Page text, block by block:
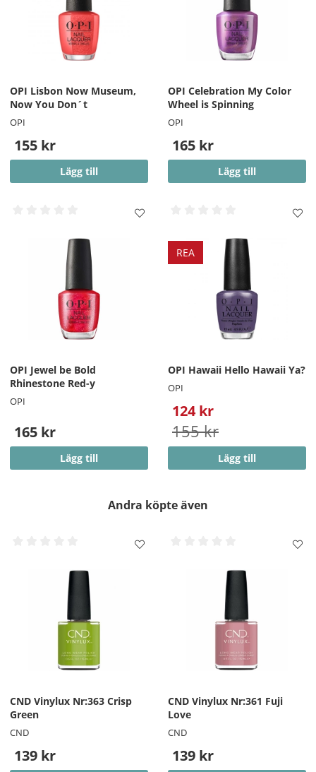
OPI Lisbon Now Museum,
Now You Don´t
OPI
155 kr
Lägg till
OPI Celebration My Color
Wheel is Spinning
OPI
165 kr
Lägg till
OPI Jewel be Bold
Rhinestone Red-y
OPI
165 kr
Lägg till
REA
OPI Hawaii Hello Hawaii Ya?
OPI
124 kr
155 kr
Lägg till
Andra köpte även
CND Vinylux Nr:363 Crisp
Green
CND
139 kr
CND Vinylux Nr:361 Fuji
Love
CND
139 kr